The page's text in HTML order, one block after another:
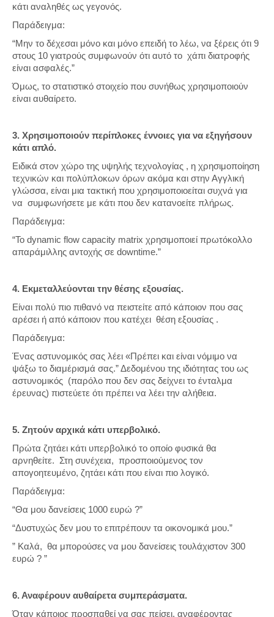
κάτι αναληθές ως γεγονός.
Παράδειγμα:
“Μην το δέχεσαι μόνο και μόνο επειδή το λέω, να ξέρεις ότι 9
στους 10 γιατρούς συμφωνούν ότι αυτό το χάπι διατροφής
είναι ασφαλές.”
Όμως, το στατιστικό στοιχείο που συνήθως χρησιμοποιούν
είναι αυθαίρετο.
3. Χρησιμοποιούν περίπλοκες έννοιες για να εξηγήσουν
κάτι απλό.
Ειδικά στον χώρο της υψηλής τεχνολογίας , η χρησιμοποίηση
τεχνικών και πολύπλοκων όρων ακόμα και στην Αγγλική
γλώσσα, είναι μια τακτική που χρησιμοποιοείται συχνά για
να συμφωνήσετε με κάτι που δεν κατανοείτε πλήρως.
Παράδειγμα:
“Το dynamic flow capacity matrix χρησιμοποιεί πρωτόκολλο
απαράμιλλης αντοχής σε downtime.”
4. Εκμεταλλεύονται την θέσης εξουσίας.
Είναι πολύ πιο πιθανό να πειστείτε από κάποιον που σας
αρέσει ή από κάποιον που κατέχει θέση εξουσίας .
Παράδειγμα:
Ένας αστυνομικός σας λέει «Πρέπει και είναι νόμιμο να
ψάξω το διαμέρισμά σας.” Δεδομένου της ιδιότητας του ως
αστυνομικός (παρόλο που δεν σας δείχνει το ένταλμα
έρευνας) πιστεύετε ότι πρέπει να λέει την αλήθεια.
5. Ζητούν αρχικά κάτι υπερβολικό.
Πρώτα ζητάει κάτι υπερβολικό το οποίο φυσικά θα
αρνηθείτε. Στη συνέχεια, προσποιούμενος τον
απογοητευμένο, ζητάει κάτι που είναι πιο λογικό.
Παράδειγμα:
“Θα μου δανείσεις 1000 ευρώ ?”
“Δυστυχώς δεν μου το επιτρέπουν τα οικονομικά μου.”
” Καλά, θα μπορούσες να μου δανείσεις τουλάχιστον 300
ευρώ ? ”
6. Αναφέρουν αυθαίρετα συμπεράσματα.
Όταν κάποιος προσπαθεί να σας πείσει, αναφέροντας